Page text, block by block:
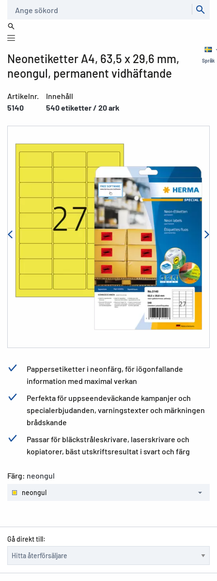
Språk
Neonetiketter A4, 63,5 x 29,6 mm,
neongul, permanent vidhäftande
Artikelnr.
5140
Innehåll
540 etiketter / 20 ark
Pappersetiketter i neonfärg, för iögonfallande
information med maximal verkan
Perfekta för uppseendeväckande kampanjer och
specialerbjudanden, varningstexter och märkningen
brådskande
Passar för bläckstråleskrivare, laserskrivare och
kopiatorer, bäst utskriftsresultat i svart och färg
Färg: neongul
neongul
Gå direkt till: